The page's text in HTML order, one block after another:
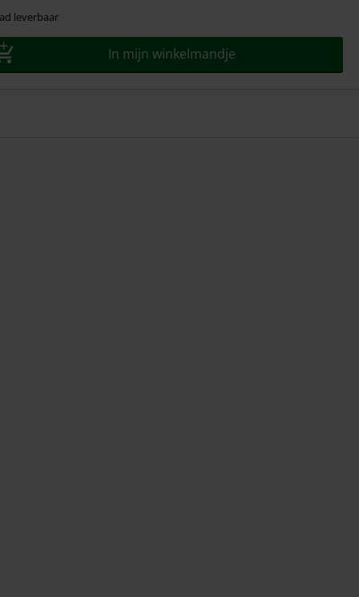
leverbaar
In mijn winkelmandje